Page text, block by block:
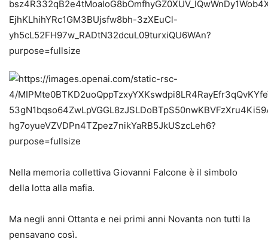
Nella memoria collettiva Giovanni Falcone è il simbolo
della lotta alla mafia.
Ma negli anni Ottanta e nei primi anni Novanta non tutti la
pensavano così.